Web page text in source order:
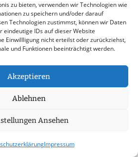
zu bieten, verwenden wir Technologien wie
zu speichern und/oder darauf
Technologien zustimmst, können wir Daten
eindeutige IDs auf dieser Website
Einwillligung nicht erteilst oder zurückziehst,
und Funktionen beeinträchtigt werden.
Akzeptieren
Ablehnen
Ansehen
Impressum
in Sachen moderner und
die einen
zur Verkehrssicherheit in
In
Hamburg